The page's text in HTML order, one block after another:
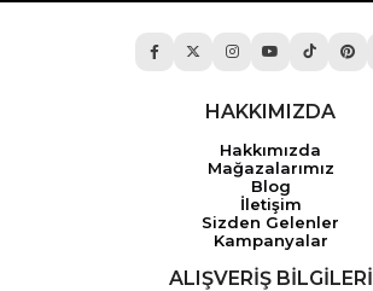
HAKKIMIZDA
Hakkımızda
Mağazalarımız
Blog
İletişim
Sizden Gelenler
Kampanyalar
ALIŞVERİŞ BİLGİLERİ